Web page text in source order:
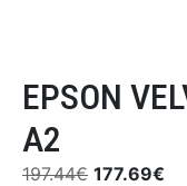
EPSON
A2
197.44€ 177.69€